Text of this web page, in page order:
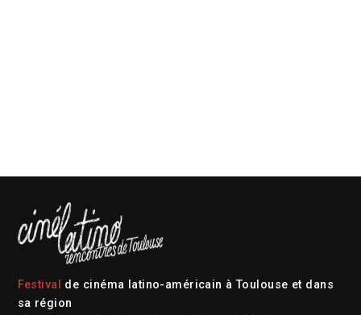
Festival
de cinéma latino-américain à Toulouse et dans
sa région